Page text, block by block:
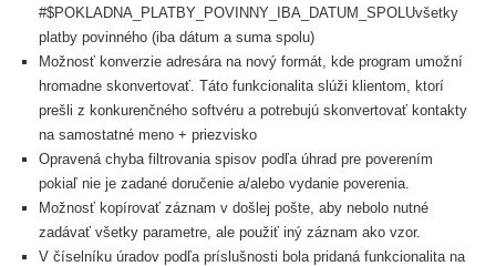
#$POKLADNA_PLATBY_POVINNY_IBA_DATUM_SPOLUvšetky
platby povinného (iba dátum a suma spolu)
Možnosť konverzie adresára na nový formát, kde program umožní
hromadne skonvertovať. Táto funkcionalita slúži klientom, ktorí
prešli z konkurenčného softvéru a potrebujú skonvertovať kontakty
na samostatné meno + priezvisko
Opravená c hyba filtrovania spisov podľa úhrad pre poverením
pokiaľ nie je zadané doručenie a/alebo vydanie poverenia.
Možnosť kopírovať záznam v došlej pošte, aby nebolo nutné
zadávať všetky parametre, ale použiť iný záznam ako vzor.
V číselníku úradov podľa príslušnosti bola pridaná funkcionalita na